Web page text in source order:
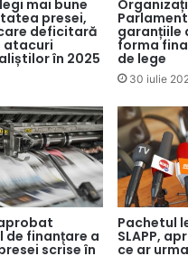
fel”, și-a amintit Iurie
susține că, în prezent,
la CSJ, fiind obligată să
vizate în
ancheta în care este
că redacția vrea
în acest caz. „Am decis să
fi un nou precedent în care
mai bune
presei,
deficitară
atacuri
în 2025
garanțiile
forma
de lege
30 iulie
de finanțare a
scrise în
Pachetul
SLAPP,
ce ar